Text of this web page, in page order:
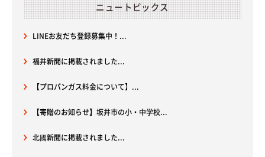
ニュートピックス
LINEお友だち登録募集中！...
福井新聞に掲載されました...
【プロパンガス料金について】...
【寄贈のお知らせ】坂井市の小・中学校...
北國新聞に掲載されました...